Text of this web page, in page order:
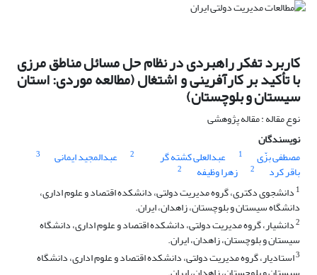
کاربرد تفکر راهبردی در نظام حل مسائل مناطق مرزی
با تأکید بر کارآفرینی و اشتغال (مطالعه موردی: استان
سیستان و بلوچستان)
نوع مقاله : مقاله پژوهشی
نویسندگان
مصطفی بزّی
1 عبدالعلی کشته گر 2 عبدالمجید ایمانی 3
باقر کرد 2 زهرا وظیفه
2
1 دانشجوی دکتری، گروه مدیریت دولتی، دانشکده اقتصاد و علوم اداری،
دانشگاه سیستان و بلوچستان، زاهدان، ایران.
2دانشیار، گروه مدیریت دولتی، دانشکده اقتصاد و علوم اداری، دانشگاه
سیستان و بلوچستان، زاهدان، ایران.
3استادیار، گروه مدیریت دولتی، دانشکده اقتصاد و علوم اداری، دانشگاه